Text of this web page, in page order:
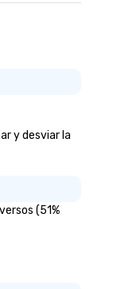
y desviar la
(51%